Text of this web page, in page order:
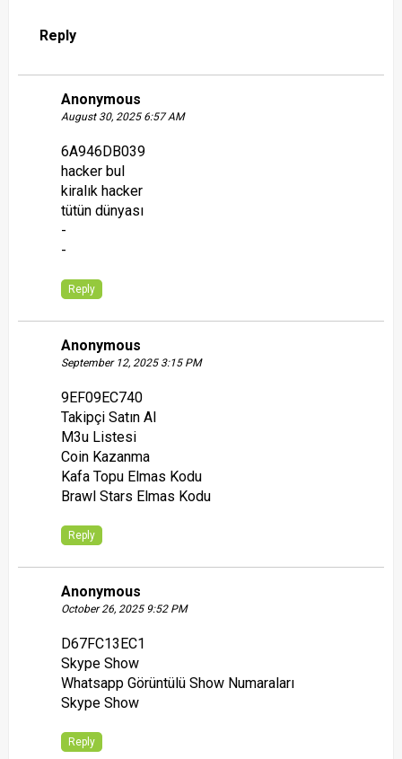
Reply
Anonymous
August 30, 2025 6:57 AM
6A946DB039
hacker bul
kiralık hacker
tütün dünyası
-
-
Reply
Anonymous
September 12, 2025 3:15 PM
9EF09EC740
Takipçi Satın Al
M3u Listesi
Coin Kazanma
Kafa Topu Elmas Kodu
Brawl Stars Elmas Kodu
Reply
Anonymous
October 26, 2025 9:52 PM
D67FC13EC1
Skype Show
Whatsapp Görüntülü Show Numaraları
Skype Show
Reply